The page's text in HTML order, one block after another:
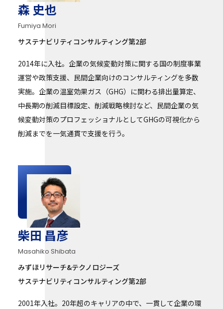
森 史也
Fumiya Mori
サステナビリティコンサルティング第2部
2014年に入社。企業の気候変動対策に関する国の制度事業
運営や政策支援、民間企業向けのコンサルティングを多数
実施。企業の温室効果ガス（GHG）に関わる排出量算定、
中長期の削減目標設定、削減戦略検討など、民間企業の気
候変動対策のプロフェッショナルとしてGHGの可視化から
削減までを一気通貫で支援を行う。
柴田 昌彦
Masahiko Shibata
みずほリサーチ&テクノロジーズ
サステナビリティコンサルティング第2部
2001年入社。20年超のキャリアの中で、一貫して企業の環